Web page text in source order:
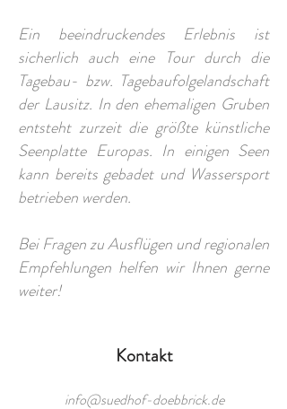
Ein beeindruckendes Erlebnis ist
sicherlich auch eine Tour durch die
Tagebau- bzw. Tagebaufolgelandschaft
der Lausitz. In den ehemaligen Gruben
entsteht zurzeit die größte künstliche
Seenplatte Europas. In einigen Seen
kann bereits gebadet und Wassersport
betrieben werden.
Bei Fragen zu Ausflügen und regionalen
Empfehlungen helfen wir Ihnen gerne
weiter!
Kontakt
info@suedhof-doebbrick.de